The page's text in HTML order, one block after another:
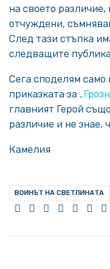
на своето
отчуждени,
След тази стъпка
следващите
Сега споделям
приказката за
главният Герой
различие и не знае,
Камелия
ВОИНЪТ НА СВЕТЛИНАТА